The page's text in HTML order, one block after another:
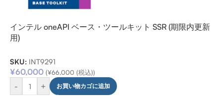
インテル oneAPI ベース・ツールキット SSR (期限内更新
用)
SKU: INT9291
¥60,000 (¥66,000 (税込))
- + お買い物カゴに追加